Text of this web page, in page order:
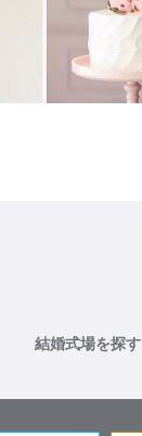
結婚式場を探す